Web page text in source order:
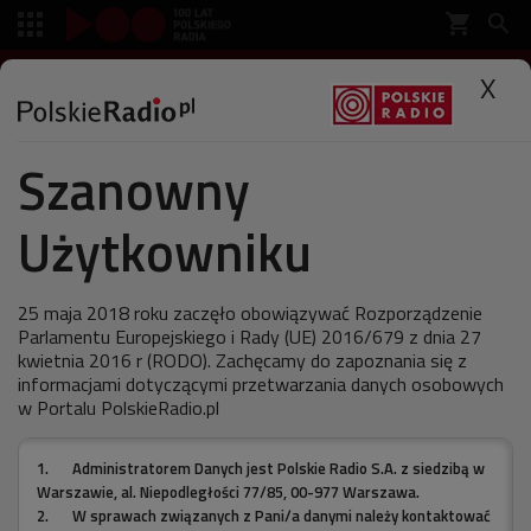
 X
Szanowny
Użytkowniku
25 maja 2018 roku zaczęło obowiązywać Rozporządzenie
Parlamentu Europejskiego i Rady (UE) 2016/679 z dnia 27
kwietnia 2016 r (RODO). Zachęcamy do zapoznania się z
informacjami dotyczącymi przetwarzania danych osobowych
w Portalu PolskieRadio.pl
1.
Administratorem Danych jest Polskie Radio S.A. z siedzibą w
Warszawie, al. Niepodległości 77/85, 00-977 Warszawa.
2.
W sprawach związanych z Pani/a danymi należy kontaktować
Wykonawcy
Last Shadow Puppets, The
ostatnia aktualizacja:
04.11.2008 13:03
The Last Shadow Puppets to wspólny projekt Alexa
Turnera i Milesa Kane’a.